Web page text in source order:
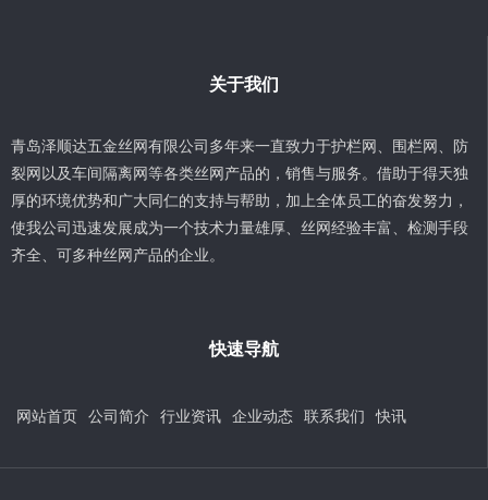
关于我们
青岛泽顺达五金丝网有限公司多年来一直致力于护栏网、围栏网、防
裂网以及车间隔离网等各类丝网产品的，销售与服务。借助于得天独
厚的环境优势和广大同仁的支持与帮助，加上全体员工的奋发努力，
使我公司迅速发展成为一个技术力量雄厚、丝网经验丰富、检测手段
齐全、可多种丝网产品的企业。
快速导航
网站首页 公司简介 行业资讯 企业动态 联系我们 快讯